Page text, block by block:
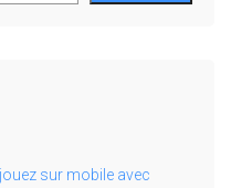
sur mobile avec